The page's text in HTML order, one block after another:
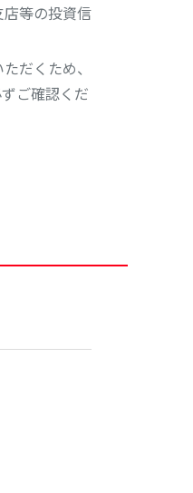
等の投資信
だくため、
ご確認くだ